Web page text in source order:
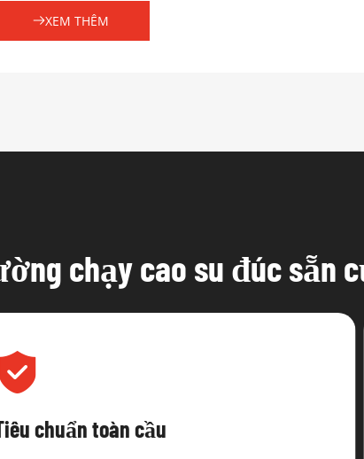
XEM THÊM
chạy cao su đúc sẵn
chuẩn toàn cầu